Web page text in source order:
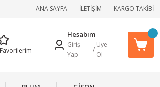
ANA SAYFA İLETİŞİM KARGO TAKİBİ
Favorilerim
Hesabım
Giriş
Yap
/
Üye
Ol